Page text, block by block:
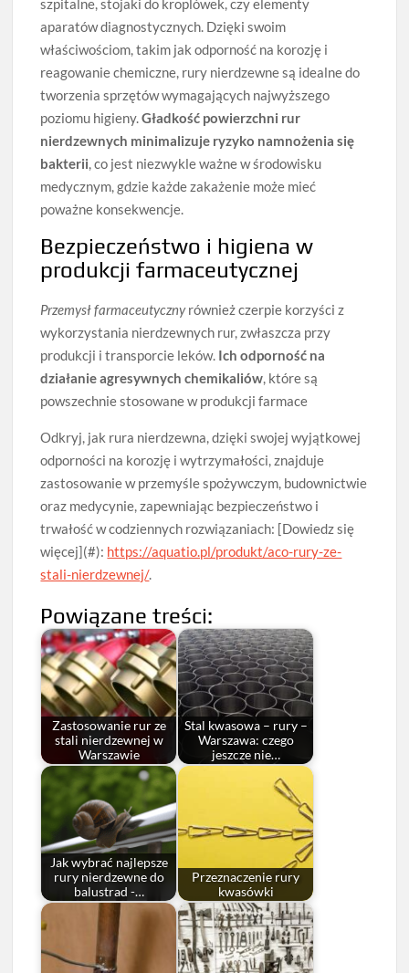
szpitalne, stojaki do kroplówek, czy elementy
aparatów diagnostycznych. Dzięki swoim
właściwościom, takim jak odporność na korozję i
reagowanie chemiczne, rury nierdzewne są idealne do
tworzenia sprzętów wymagających najwyższego
poziomu higieny.Gładkość powierzchni rur
nierdzewnych minimalizuje ryzyko namnożenia się
bakterii, co jest niezwykle ważne w środowisku
medycznym, gdzie każde zakażenie może mieć
poważne konsekwencje.
Bezpieczeństwo i higiena w
produkcji farmaceutycznej
Przemysł farmaceutycznyrównież czerpie korzyści z
wykorzystania nierdzewnych rur, zwłaszcza przy
produkcji i transporcie leków. Ich odporność na
działanie agresywnych chemikaliów, które są
powszechnie stosowane w produkcji farmace
Odkryj, jak rura nierdzewna, dzięki swojej wyjątkowej
odporności na korozję i wytrzymałości, znajduje
zastosowanie w przemyśle spożywczym, budownictwie
oraz medycynie, zapewniając bezpieczeństwo i
trwałość w codziennych rozwiązaniach: [Dowiedz się
więcej](#): https://aquatio.pl/produkt/aco-rury-ze-
stali-nierdzewnej/.
Powiązane treści:
Zastosowanie rur ze
stali nierdzewnej w
Warszawie
Stal kwasowa – rury –
Warszawa: czego
jeszcze nie…
Jak wybrać najlepsze
rury nierdzewne do
balustrad -…
Przeznaczenie rury
kwasówki